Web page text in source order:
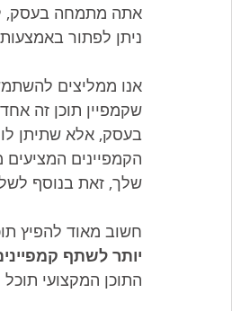
אתה מתמחה בעסק,
ניתן לפתור
אנו ממליצים
שקמפיין תוכן זה
בעסק, אלא שתיתן
הקמפיינים
שלך, זאת בנוסף
חשוב מאוד להפיץ
יותר לשתף
התוכן המקצועי